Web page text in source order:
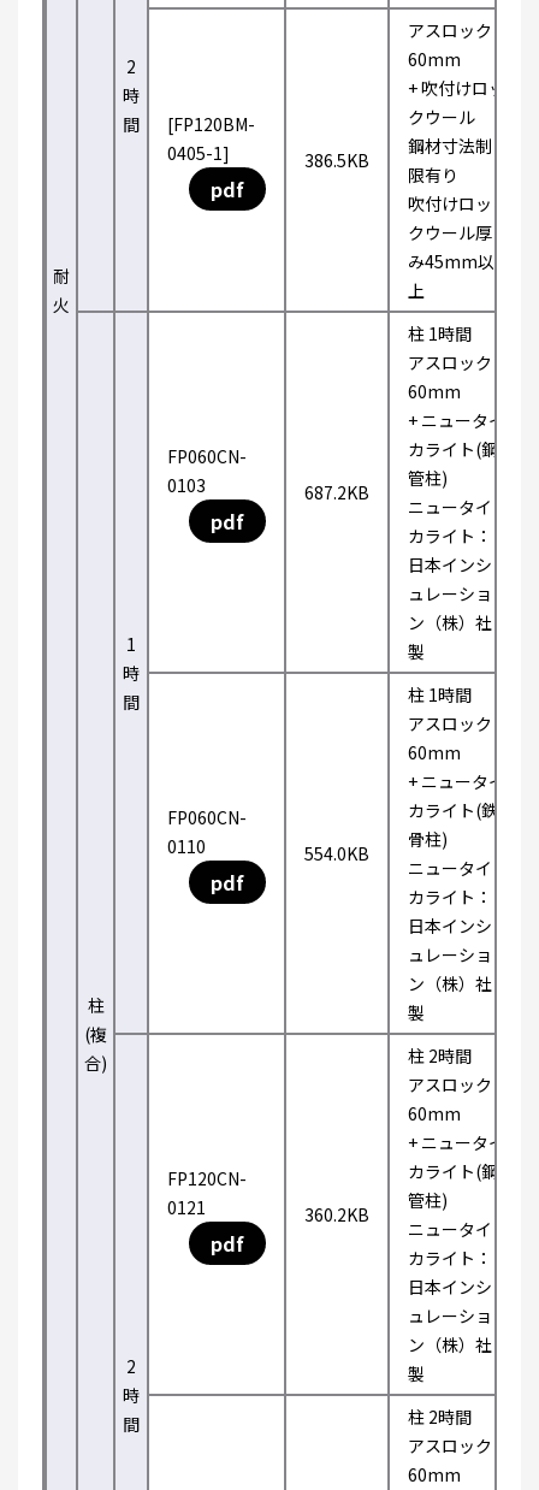
耐
火
2
時
間
[FP120BM-
0405-1]
pdf
386.5KB
アスロック
60mm
+ 吹付けロッ
クウール
鋼材寸法制
限有り
吹付けロッ
クウール厚
み45mm以
上
柱
(複
合)
1
時
間
FP060CN-
0103
pdf
687.2KB
柱 1時間
アスロック
60mm
+ ニュータイ
カライト(鋼
管柱)
ニュータイ
カライト：
日本インシ
ュレーショ
ン（株）社
製
FP060CN-
0110
pdf
554.0KB
柱 1時間
アスロック
60mm
+ ニュータイ
カライト(鉄
骨柱)
ニュータイ
カライト：
日本インシ
ュレーショ
ン（株）社
製
2
時
間
FP120CN-
0121
pdf
360.2KB
柱 2時間
アスロック
60mm
+ ニュータイ
カライト(鋼
管柱)
ニュータイ
カライト：
日本インシ
ュレーショ
ン（株）社
製
柱 2時間
アスロック
60mm